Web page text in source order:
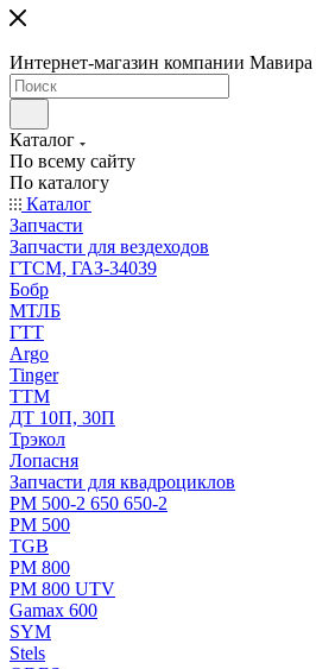
Интернет-магазин компании
Каталог
По всему сайту
По каталогу
Каталог
Запчасти
Запчасти для вездеходов
ГТСМ, ГАЗ-34039
Бобр
МТЛБ
ГТТ
Argo
Tinger
ТТМ
ДТ 10П, 30П
Трэкол
Лопасня
Запчасти для квадроциклов
РМ 500-2 650 650-2
РМ 500
TGB
РМ 800
РМ 800 UTV
Gamax 600
SYM
Stels